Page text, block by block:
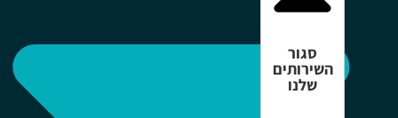
סגור
השירותים
שלנו